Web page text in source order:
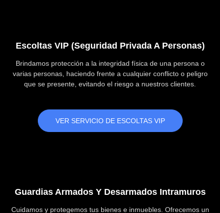
Escoltas VIP (seguridad Privada A Personas)
Brindamos protección a la integridad física de una persona o
varias personas, haciendo frente a cualquier conflicto o peligro
que se presente, evitando el riesgo a nuestros clientes.
VER SERVICIO DE ESCOLTAS VIP
Guardias Armados Y Desarmados Intramuros
Cuidamos y protegemos tus bienes e inmuebles. Ofrecemos un